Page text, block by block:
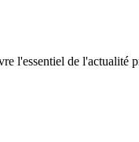
l'essentiel de l'actualité